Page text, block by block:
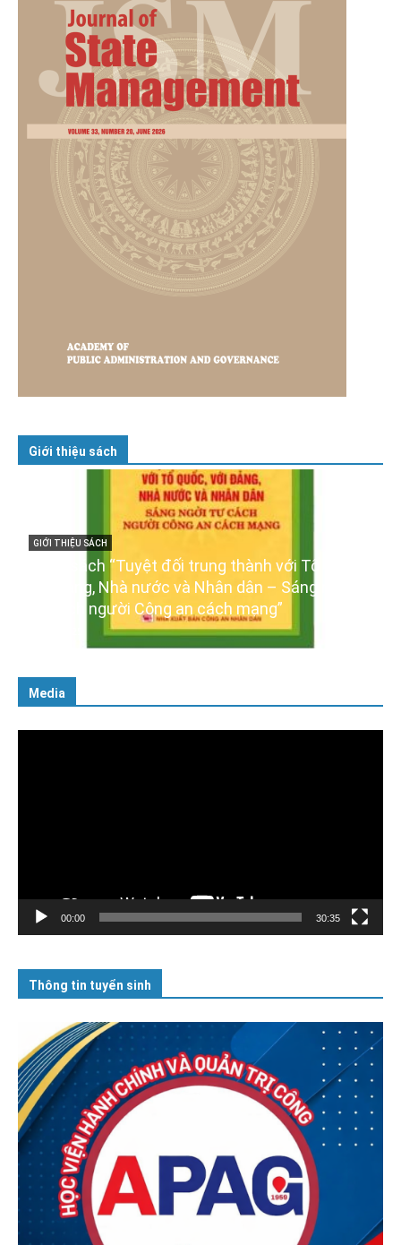
Giới thiệu sách
GIỚI THIỆU SÁCH
Ra mắt ba cuốn sách ảnh
XIV của Đảng
16/01/2026
thành với Tổ quốc,
dân – Sáng ngời
Media
00:00 30:35
Thông tin tuyển sinh